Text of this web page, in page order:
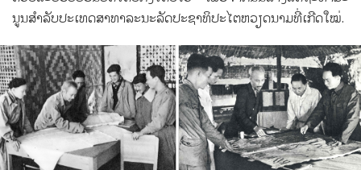
ນູນສຳລັບ​ປະ​ເທດ​ສາທາລະນະ​ລັດ​ປະຊາທິປະ​ໄຕ​ຫວຽດນາມ​ທີ່​ເກີດ​ໃໝ່.